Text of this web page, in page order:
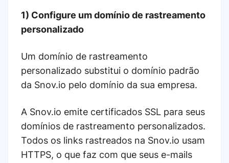
1) Configure um domínio de rastreamento
personalizado
Um domínio de rastreamento
personalizado substitui o domínio padrão
da Snov.io pelo domínio da sua empresa.
A Snov.io emite certificados SSL para seus
domínios de rastreamento personalizados.
Todos os links rastreados na Snov.io usam
HTTPS, o que faz com que seus e-mails